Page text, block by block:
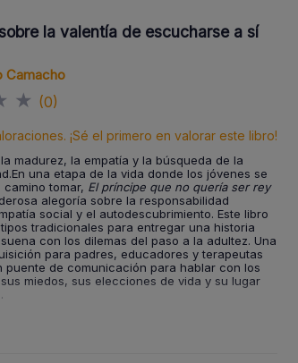
la valentía de escucharse a sí
Camacho
★ (0)
¡Sé el primero en valorar este libro!
madurez, la empatía y la búsqueda de la
una etapa de la vida donde los jóvenes se
tomar, El príncipe que no quería ser rey
alegoría sobre la responsabilidad
social y el autodescubrimiento. Este libro
tradicionales para entregar una historia
con los dilemas del paso a la adultez. Una
para padres, educadores y terapeutas
puente de comunicación para hablar con los
miedos, sus elecciones de vida y su lugar